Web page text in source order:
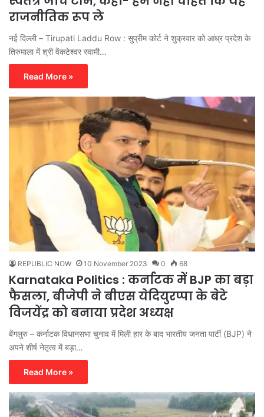
राजनीतिक रूप ले
नई दिल्ली – Tirupati Laddu Row : सुप्रीम कोर्ट ने शुक्रवार को आंध्र प्रदेश के
तिरुमाला में श्री वेंकटेश्वर स्वामी…
Read More »
REPUBLIC NOW 10 November 2023 0 68
Karnataka Politics : कर्नाटक में BJP का बड़ा
फैसला, बीजेपी ने बीएस येदियुरप्पा के बेटे
विजयेंद्र को बनाया प्रदेश अध्यक्ष
बेंगलुरु – कर्नाटक विधानसभा चुनाव में मिली हार के बाद भारतीय जनता पार्टी (BJP) ने
अपने शीर्ष नेतृत्व में बड़ा…
Read More »